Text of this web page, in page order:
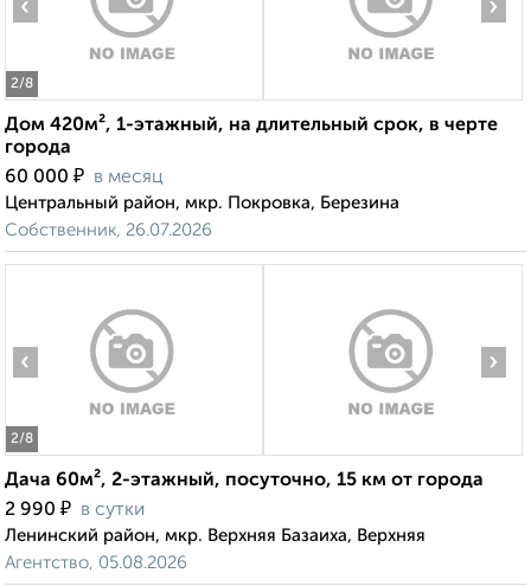
2/8
‹ ›
Дом 420м², 1-этажный, на длительный срок, в черте
города
60 000 ₽ в месяц
Центральный район, мкр. Покровка, Березина
Собственник, 26.07.2026
2/8
‹ ›
Дача 60м², 2-этажный, посуточно, 15 км от города
2 990 ₽ в сутки
Ленинский район, мкр. Верхняя Базаиха, Верхняя
Агентство, 05.08.2026